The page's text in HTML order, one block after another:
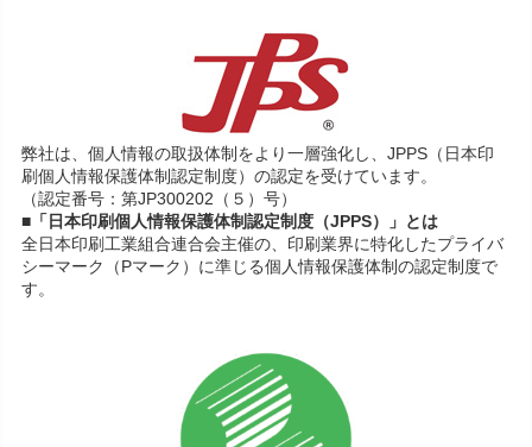
弊社は、個人情報の取扱体制をより一層強化し、JPPS（日本印
刷個人情報保護体制認定制度）の認定を受けています。
（認定番号：第JP300202（５）号）
■「日本印刷個人情報保護体制認定制度（JPPS）」とは
全日本印刷工業組合連合会主催の、印刷業界に特化したプライバ
シーマーク（Pマーク）に準じる個人情報保護体制の認定制度で
す。